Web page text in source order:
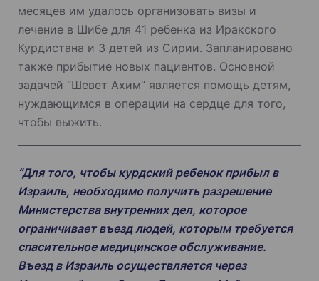
месяцев им удалось организовать визы и
лечение в Шибе для 41 ребенка из Иракского
Курдистана и 3 детей из Сирии. Запланировано
также прибытие новых пациентов. Основной
задачей “Шевет Ахим” является помощь детям,
нуждающимся в операции на сердце для того,
чтобы выжить.
“Для того, чтобы курдский ребенок прибыл в
Израиль, необходимо получить разрешение
Министерства внутренних дел, которое
ограничивает въезд людей, которым требуется
спасительное медицинское обслуживание.
Въезд в Израиль осуществляется через